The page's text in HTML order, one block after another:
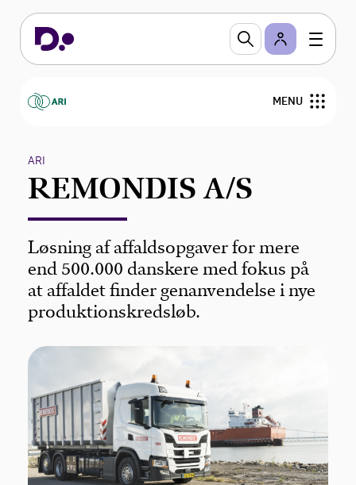
MENU
ARI arbejder for
Aktuelt
Bestyrelse
Om ARI
Viden om affaldssektoren
ARI's ESG kodeks
ARI
REMONDIS A/S
Løsning af affaldsopgaver for mere
end 500.000 danskere med fokus på
at affaldet finder genanvendelse i nye
produktionskredsløb.